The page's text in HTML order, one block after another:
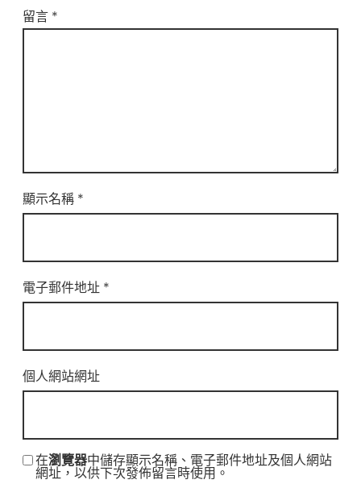
留言 *
顯示名稱 *
電子郵件地址 *
個人網站網址
在瀏覽器中儲存顯示名稱、電子郵件地址及個人網站
網址，以供下次發佈留言時使用。